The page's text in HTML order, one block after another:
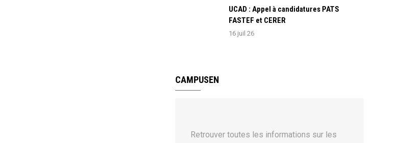
UCAD : Appel à candidatures PATS
FASTEF et CERER
16 juil 26
CAMPUSEN
Retrouver toutes les informations sur les